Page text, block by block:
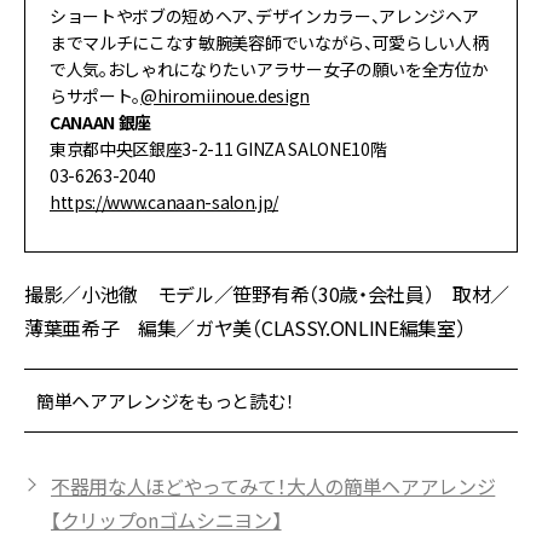
ショートやボブの短めヘア、デザインカラー、アレンジヘア
までマルチにこなす敏腕美容師でいながら、可愛らしい人柄
で人気。おしゃれになりたいアラサー女子の願いを全方位か
らサポート。@hiromiinoue.design
CANAAN 銀座
東京都中央区銀座3-2-11 GINZA SALONE10階
03-6263-2040
https://www.canaan-salon.jp/
撮影／小池徹 モデル／笹野有希（30歳・会社員） 取材／
薄葉亜希子 編集／ガヤ美（CLASSY.ONLINE編集室）
簡単ヘアアレンジをもっと読む！
不器用な人ほどやってみて！大人の簡単ヘアアレンジ
【クリップonゴムシニヨン】